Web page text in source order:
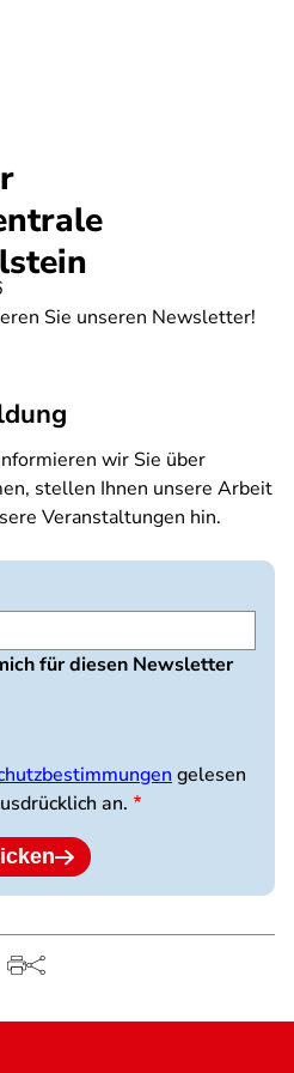
Sie unseren Newsletter!
wir Sie über
stellen Ihnen unsere Arbeit
Veranstaltungen hin.
für diesen Newsletter
gelesen
an.